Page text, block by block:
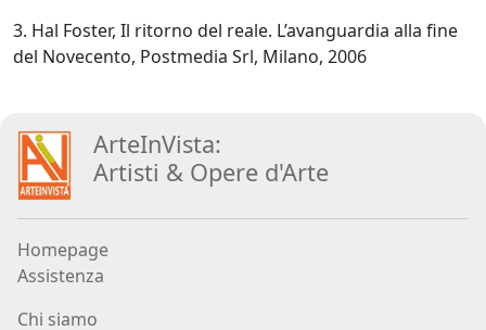
3. Hal Foster, Il ritorno del reale. L’avanguardia alla fine
del Novecento, Postmedia Srl, Milano, 2006
ArteInVista:
Artisti & Opere d'Arte
Homepage
Assistenza
Chi siamo